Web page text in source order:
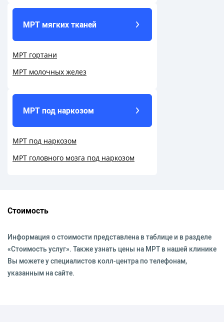
МРТ мягких тканей
МРТ гортани
МРТ молочных желез
МРТ под наркозом
МРТ под наркозом
МРТ головного мозга под наркозом
Стоимость
Информация о стоимости представлена в таблице и в разделе
«Стоимость услуг». Также узнать цены на МРТ в нашей клинике
Вы можете у специалистов колл-центра по телефонам,
указанным на сайте.